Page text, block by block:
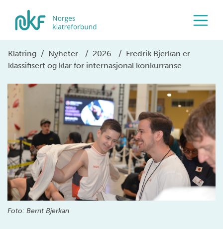
Klatring / Nyheter / 2026 / Fredrik Bjerkan er
klassifisert og klar for internasjonal konkurranse
Foto: Bernt Bjerkan